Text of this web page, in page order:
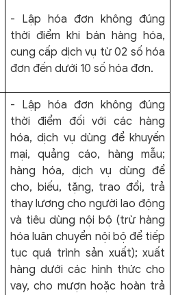
- Lập hóa đơn không đúng
thời điểm khi bán hàng hóa,
cung cấp dịch vụ từ 02 số hóa
đơn đến dưới 10 số hóa đơn.
- Lập hóa đơn không đúng
thời điểm đối với các hàng
hóa, dịch vụ dùng để khuyến
mại, quảng cáo, hàng mẫu;
hàng hóa, dịch vụ dùng để
cho, biếu, tặng, trao đổi, trả
thay lương cho người lao động
và tiêu dùng nội bộ (trừ hàng
hóa luân chuyển nội bộ để tiếp
tục quá trình sản xuất); xuất
hàng dưới các hình thức cho
vay, cho mượn hoặc hoàn trả